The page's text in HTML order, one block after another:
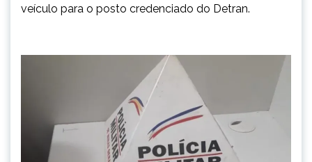
veículo para o posto credenciado do Detran.